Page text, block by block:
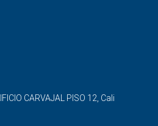
CARVAJAL PISO 12, Cali